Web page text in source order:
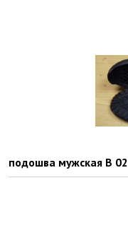
подошва мужская B 02